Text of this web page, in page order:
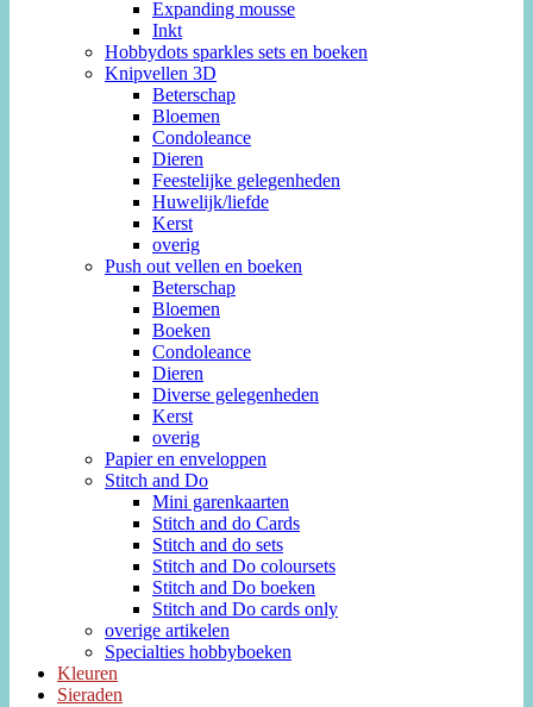
Expanding mousse
Inkt
Hobbydots sparkles sets en boeken
Knipvellen 3D
Beterschap
Bloemen
Condoleance
Dieren
Feestelijke gelegenheden
Huwelijk/liefde
Kerst
overig
Push out vellen en boeken
Beterschap
Bloemen
Boeken
Condoleance
Dieren
Diverse gelegenheden
Kerst
overig
Papier en enveloppen
Stitch and Do
Mini garenkaarten
Stitch and do Cards
Stitch and do sets
Stitch and Do coloursets
Stitch and Do boeken
Stitch and Do cards only
overige artikelen
Specialties hobbyboeken
Kleuren
Sieraden